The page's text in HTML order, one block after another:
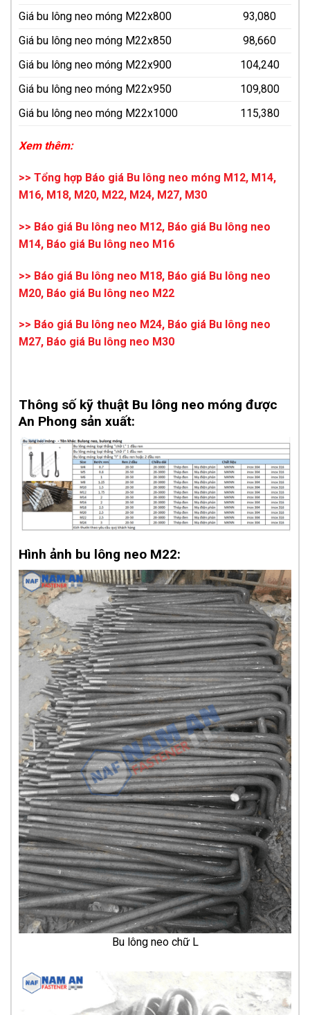
Giá bu lông neo móng M22x800
93,080
Giá bu lông neo móng M22x850
98,660
Giá bu lông neo móng M22x900
104,240
Giá bu lông neo móng M22x950
109,800
Giá bu lông neo móng M22x1000
115,380
Xem thêm:
>> Tổng hợp Báo giá Bu lông neo móng M12, M14,
M16, M18, M20, M22, M24, M27, M30
>> Báo giá Bu lông neo M12, Báo giá Bu lông neo
M14, Báo giá Bu lông neo M16
>> Báo giá Bu lông neo M18, Báo giá Bu lông neo
M20, Báo giá Bu lông neo M22
>> Báo giá Bu lông neo M24, Báo giá Bu lông neo
M27, Báo giá Bu lông neo M30
Thông số kỹ thuật Bu lông neo móng được
An Phong sản xuất:
Hình ảnh bu lông neo M22:
Bu lông neo chữ L